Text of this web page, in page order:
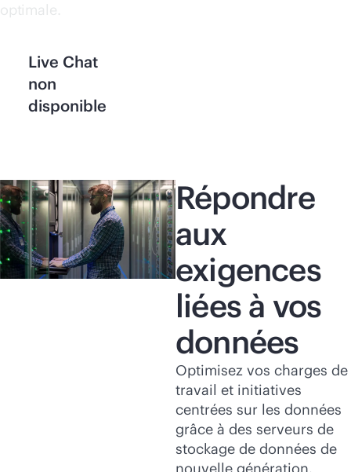
optimale.
Live Chat
non
disponible
Répondre
aux
exigences
liées à vos
données
Optimisez vos charges de
travail et initiatives
centrées sur les données
grâce à des serveurs de
stockage de données de